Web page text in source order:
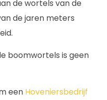
de wortels van de
de jaren meters
boomwortels is geen
een Hoveniersbedrijf